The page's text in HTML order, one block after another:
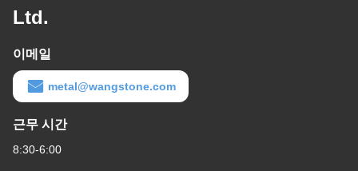
Ltd.
이메일
metal@wangstone.com
근무 시간
8:30-6:00